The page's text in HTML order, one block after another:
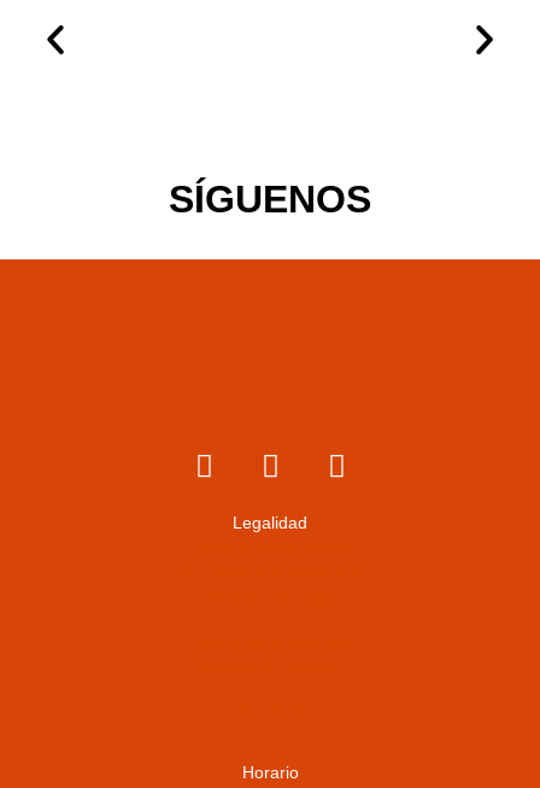
SÍGUENOS
Legalidad
Horario